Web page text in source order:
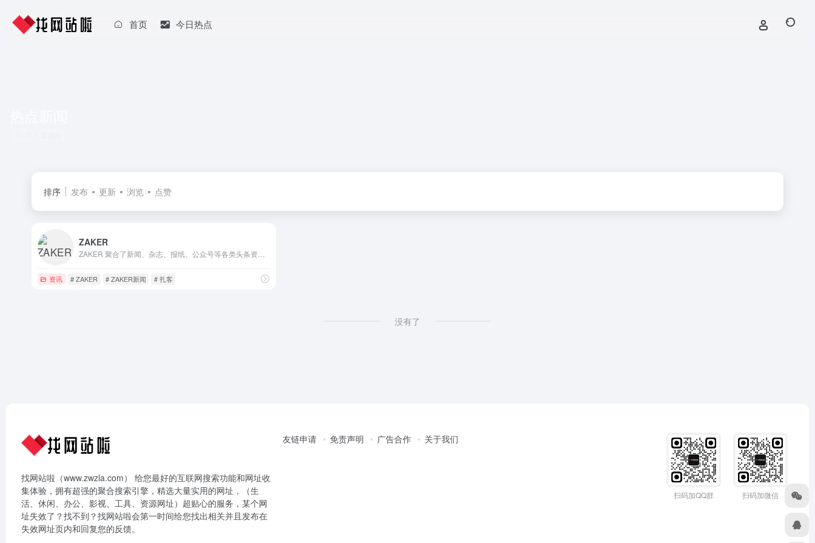
首页 今日热点
排序 发布 更新 浏览 点赞
ZAKER
资讯 # ZAKER # ZAKER新闻 # 扎客
没有了
找网站啦（www.zwzla.com） 给您最好的互联网搜索功能和网址收
集体验，拥有超强的聚合搜索引擎，精选大量实用的网址，（生
活、休闲、办公、影视、工具、资源网址）超贴心的服务，某个网
址失效了？找不到？找网站啦会第一时间给您找出相关并且发布在
失效网址页内和回复您的反馈。
友链申请 免责声明 广告合作 关于我们
扫码加QQ群 扫码加微信